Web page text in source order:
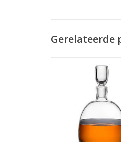
Gerelateerde
MEER INFO